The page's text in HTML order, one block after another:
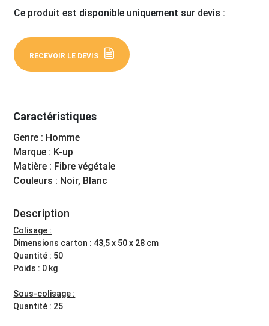
Ce produit est disponible uniquement sur devis :
RECEVOIR LE DEVIS
Caractéristiques
Genre : Homme
Marque : K-up
Matière : Fibre végétale
Couleurs : Noir, Blanc
Description
Colisage :
Dimensions carton : 43,5 x 50 x 28 cm
Quantité : 50
Poids : 0 kg
Sous-colisage :
Quantité : 25